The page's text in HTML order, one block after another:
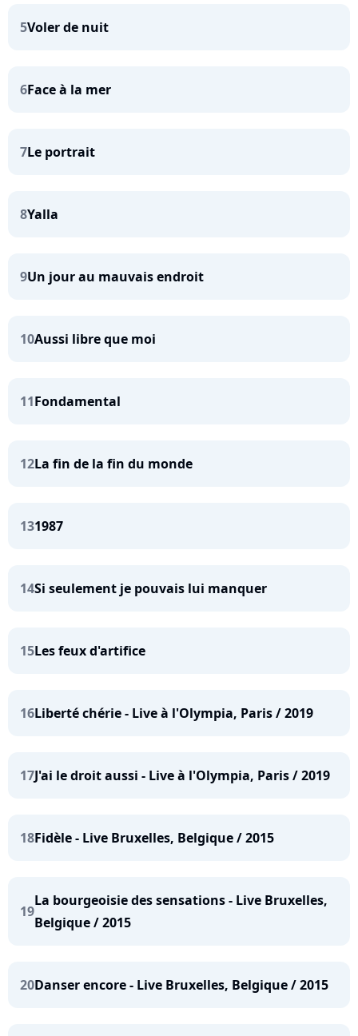
5Voler de nuit
6Face à la mer
7Le portrait
8Yalla
9Un jour au mauvais endroit
10Aussi libre que moi
11Fondamental
12La fin de la fin du monde
131987
14Si seulement je pouvais lui manquer
15Les feux d'artifice
16Liberté chérie - Live à l'Olympia, Paris / 2019
17J'ai le droit aussi - Live à l'Olympia, Paris / 2019
18Fidèle - Live Bruxelles, Belgique / 2015
19
La bourgeoisie des sensations - Live Bruxelles,
Belgique / 2015
20Danser encore - Live Bruxelles, Belgique / 2015